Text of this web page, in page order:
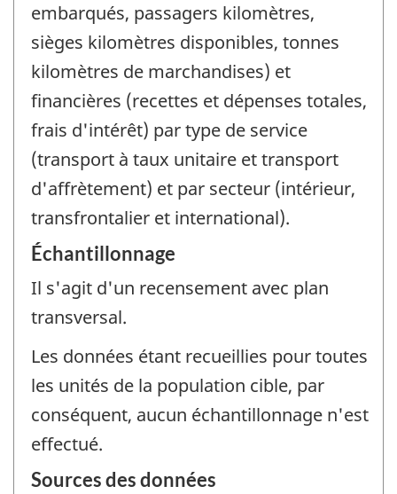
embarqués, passagers kilomètres,
sièges kilomètres disponibles, tonnes
kilomètres de marchandises) et
financières (recettes et dépenses totales,
frais d'intérêt) par type de service
(transport à taux unitaire et transport
d'affrètement) et par secteur (intérieur,
transfrontalier et international).
Échantillonnage
Il s'agit d'un recensement avec plan
transversal.
Les données étant recueillies pour toutes
les unités de la population cible, par
conséquent, aucun échantillonnage n'est
effectué.
Sources des données